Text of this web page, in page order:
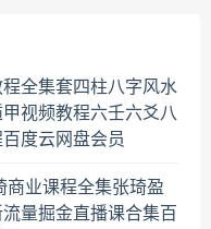
全集套四柱八字风水
视频教程六壬六爻八
度云网盘会员
商业课程全集张琦盈
量掘金直播课合集百